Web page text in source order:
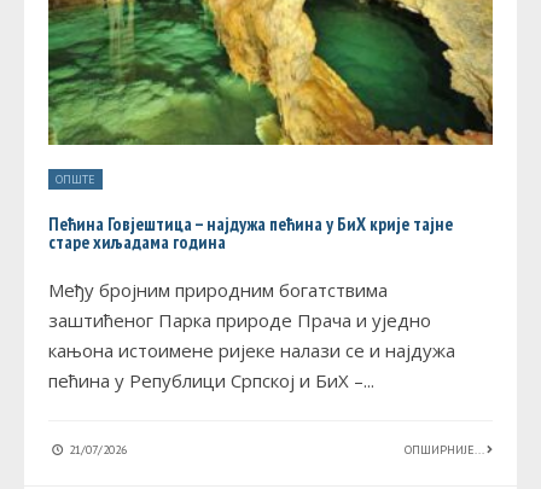
ОПШТЕ
Пећина Говјештица – најдужа пећина у БиХ крије тајне
старе хиљадама година
Међу бројним природним богатствима
заштићеног Парка природе Прача и уједно
кањона истоимене ријеке налази се и најдужа
пећина у Републици Српској и БиХ –...
21/07/2026 ОПШИРНИЈЕ...